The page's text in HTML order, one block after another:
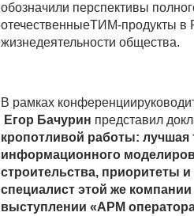
обозначили перспективы
отечественныеТИМ-продукты в
жизнедеятельности общества.
В рамках
Егор Бачурин представил
кропотливой работы: лучшая
информационного
строительства, приоритеты
специалист этой же
выступлении «АРМ